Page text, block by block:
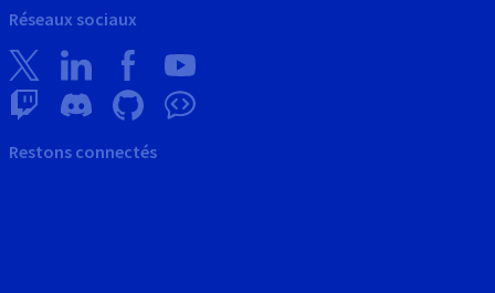
Réseaux sociaux
Restons connectés